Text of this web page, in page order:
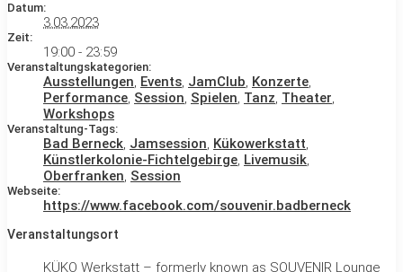
Datum:
3.03.2023
Zeit:
19:00 - 23:59
Veranstaltungskategorien:
Ausstellungen, Events, JamClub, Konzerte,
Performance, Session, Spielen, Tanz, Theater,
Workshops
Veranstaltung-Tags:
Bad Berneck, Jamsession, Kükowerkstatt,
Künstlerkolonie-Fichtelgebirge, Livemusik,
Oberfranken, Session
Webseite:
https://www.facebook.com/souvenir.badberneck
Veranstaltungsort
KÜKO Werkstatt – formerly known as SOUVENIR Lounge